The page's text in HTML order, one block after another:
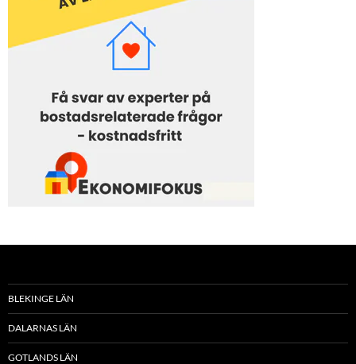
BLEKINGE LÄN
DALARNAS LÄN
GOTLANDS LÄN